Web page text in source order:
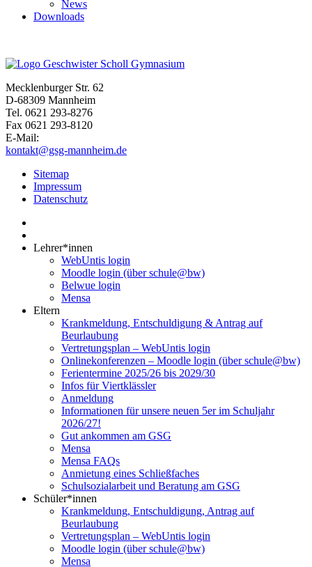
News
Downloads
Mecklenburger Str. 62
D-68309 Mannheim
Tel. 0621 293-8276
Fax 0621 293-8120
E-Mail:
kontakt@gsg-mannheim.de
Sitemap
Impressum
Datenschutz
Lehrer*innen
WebUntis login
Moodle login (über schule@bw)
Belwue login
Mensa
Eltern
Krankmeldung, Entschuldigung & Antrag auf
Beurlaubung
Vertretungsplan – WebUntis login
Onlinekonferenzen – Moodle login (über schule@bw)
Ferientermine 2025/26 bis 2029/30
Infos für Viertklässler
Anmeldung
Informationen für unsere neuen 5er im Schuljahr
2026/27!
Gut ankommen am GSG
Mensa
Mensa FAQs
Anmietung eines Schließfaches
Schulsozialarbeit und Beratung am GSG
Schüler*innen
Krankmeldung, Entschuldigung, Antrag auf
Beurlaubung
Vertretungsplan – WebUntis login
Moodle login (über schule@bw)
Mensa